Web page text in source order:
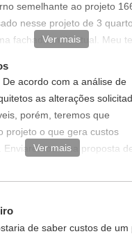
obra deve ser realizado
local.
semelhante ao projeto
nesse projeto de 3
fachada mais atual. Meu
Ver mais
De acordo com a análise de
as alterações
porém, teremos que
projeto o que gera custos
Enviaremos uma proposta
os custos e como
Ver mais
de saber custos de um